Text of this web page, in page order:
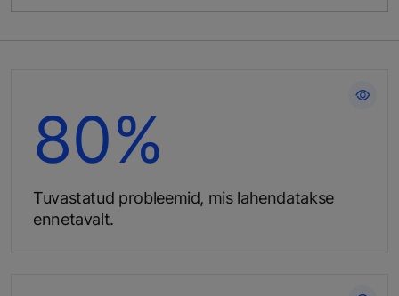
80%
Tuvastatud probleemid, mis lahendatakse
ennetavalt.
Kuluta vähem aega
hooldusprobleemidele